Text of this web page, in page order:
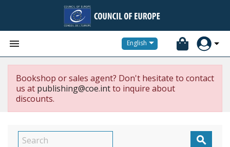
 English
Bookshop or sales agent? Don't hesitate to contact
us at publishing@coe.intto inquire about
discounts.
